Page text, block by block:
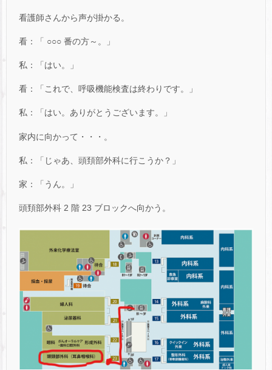
看護師さんから声が掛かる。
看：「 ○○○ 番の方～。」
私：「はい。」
看：「これで、呼吸機能検査は終わりです。」
私：「はい。ありがとうございます。」
家内に向かって・・・。
私：「じゃあ、頭頚部外科に行こうか？」
家：「うん。」
頭頚部外科 2 階 23 ブロックへ向かう。